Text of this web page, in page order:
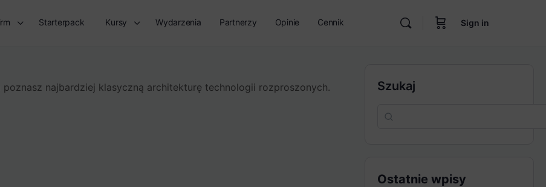
Starterpack Kursy Wydarzenia Partnerzy Opinie Cennik Sign in
najbardziej klasyczną architekturę technologii rozproszonych. Szukaj
Ostatnie wpisy